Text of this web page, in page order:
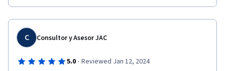
C Consultor y Asesor JAC
5.0 · Reviewed Jan 12, 2024